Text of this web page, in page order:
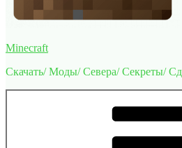
Minecraft
Скачать/ Моды/ Севера/ Секреты/